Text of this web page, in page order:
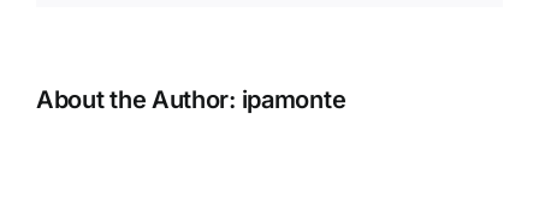
About the Author: ipamonte